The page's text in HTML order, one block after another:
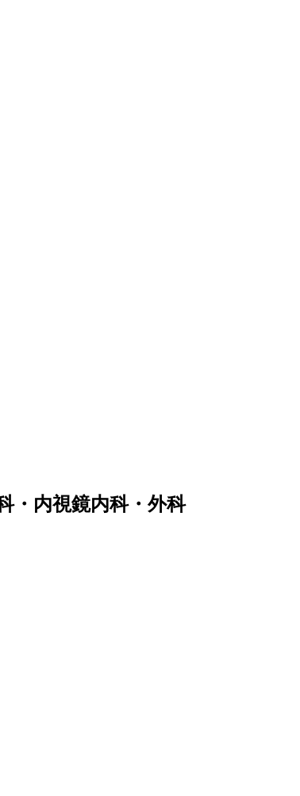
・内視鏡内科・外科